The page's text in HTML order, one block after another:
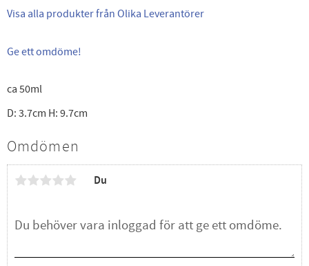
Visa alla produkter från Olika Leverantörer
Ge ett omdöme!
ca 50ml
D: 3.7cm H: 9.7cm
Omdömen
Du